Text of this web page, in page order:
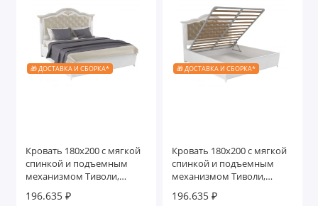
🎁 ДОСТАВКА И СБОРКА*
Кровать 180x200 с мягкой
спинкой и подъемным
механизмом Тиволи,
196.635 ₽
🎁 ДОСТАВКА И СБОРКА*
Кровать 180x200 с мягкой
спинкой и подъемным
механизмом Тиволи,
196.635 ₽